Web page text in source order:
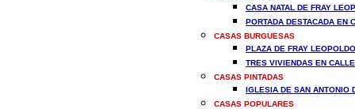
CASA NATAL DE FRAY
PORTADA DESTACADA EN
CASAS BURGUESAS
PLAZA DE FRAY
TRES VIVIENDAS EN
CASAS PINTADAS
IGLESIA DE SAN ANTONIO
CASAS POPULARES